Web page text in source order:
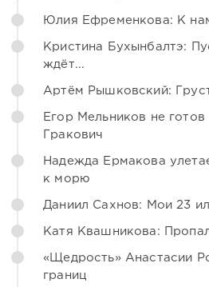
Юлия Ефременкова: К
Кристина Бухынбалтэ:
ждёт...
Артём Рышковский:
Егор Мельников не
Гракович
Надежда Ермакова
к морю
Даниил Сахнов: Мои 23
Катя Квашникова:
«Щедрость» Анастасии
границ